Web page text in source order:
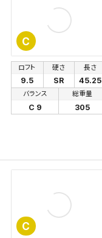
C
ロフト
9.5
硬さ
SR
長さ
45.25
バランス
C 9
総重量
305
C